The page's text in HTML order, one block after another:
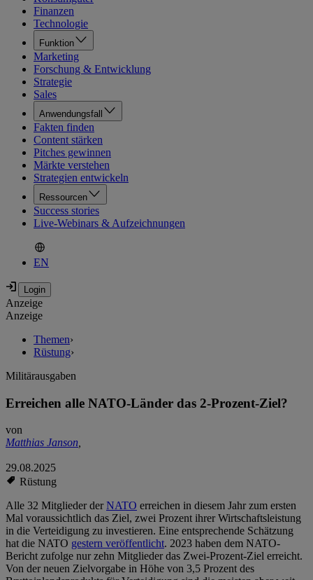
Finanzen
Technologie
Funktion
Marketing
Forschung & Entwicklung
Strategie
Sales
Anwendungsfall
Fakten finden
Content stärken
Pitches gewinnen
Märkte verstehen
Strategien entwickeln
Ressourcen
Success stories
Live-Webinars & Aufzeichnungen
EN
Anzeige
Anzeige
Themen›
Rüstung›
Militärausgaben
Erreichen alle NATO-Länder das 2-Prozent-Ziel?
von
Matthias Janson,
29.08.2025
Rüstung
Alle 32 Mitglieder derNATO erreichen in diesem Jahr zum ersten
Mal voraussichtlich das Ziel, zwei Prozent ihrer Wirtschaftsleistung
in die Verteidigung zu investieren. Eine entsprechende Schätzung
hat die NATO gestern veröffentlicht. 2023 haben dem NATO-
Bericht zufolge nur zehn Mitglieder das Zwei-Prozent-Ziel erreicht.
Von der neuen Zielvorgabe in Höhe von 3,5 Prozent des